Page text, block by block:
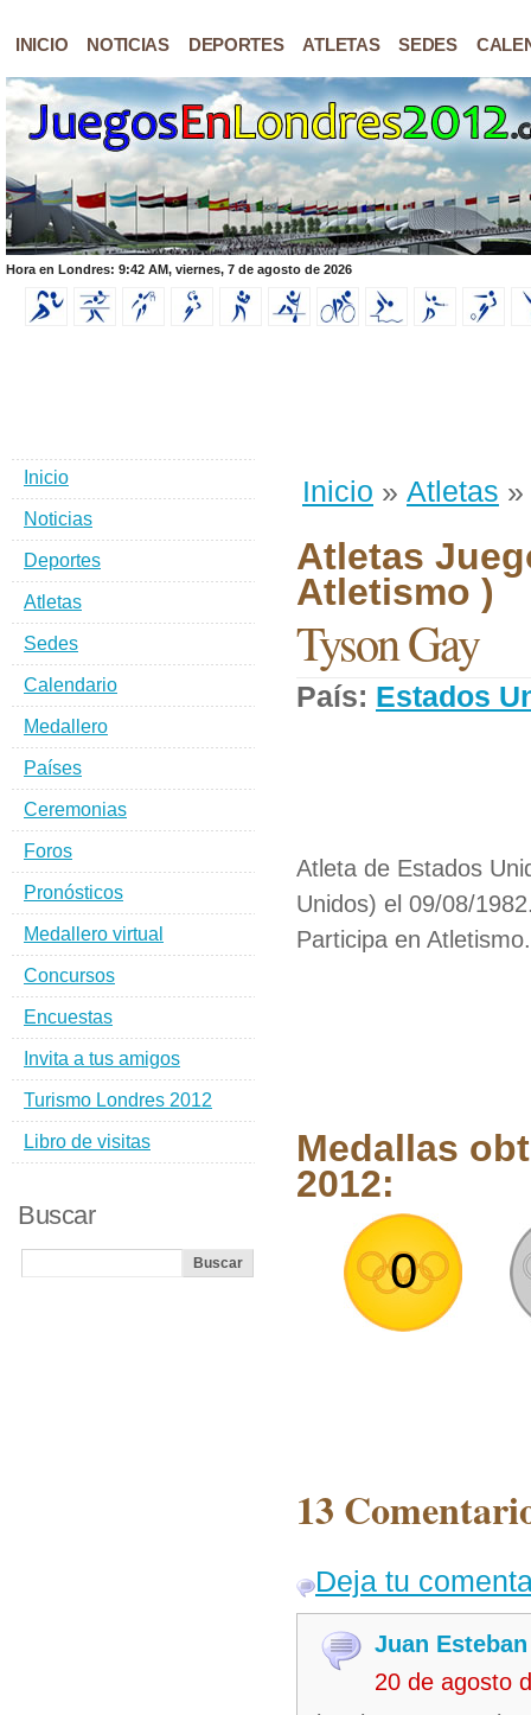
INICIO NOTICIAS DEPORTES ATLETAS SEDES
Hora en Londres: 9:42 AM, viernes, 7 de agosto de 2026
Inicio » Atletas »
Atletas
Atletismo )
Tyson Gay
País: Estados
Atleta de Estados
Unidos) el 09/08/
Participa en Atletismo.
Medallas
2012:
0
13
Deja tu
Juan
20 de agosto
Inicio
Noticias
Deportes
Atletas
Sedes
Calendario
Medallero
Países
Ceremonias
Foros
Pronósticos
Medallero virtual
Concursos
Encuestas
Invita a tus amigos
Turismo Londres 2012
Libro de visitas
Buscar